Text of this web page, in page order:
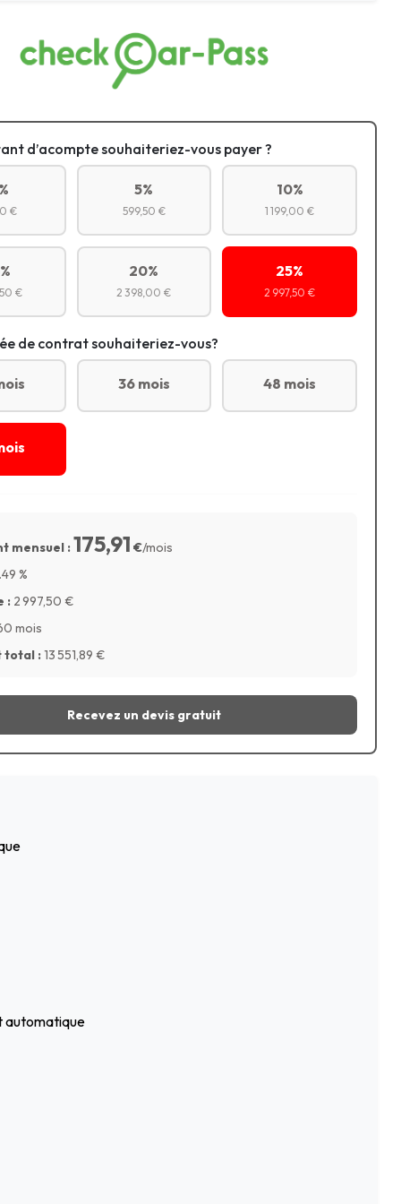
d’acompte souhaiteriez-vous payer ?
€
5%
599,50 €
10%
1 199,00 €
€
20%
2 398,00 €
25%
2 997,50 €
de contrat souhaiteriez-vous?
36 mois 48 mois
mensuel :175,91 €/mois
%
: 2 997,50 €
mois
total :13 551,89 €
Recevez un devis gratuit
automatique